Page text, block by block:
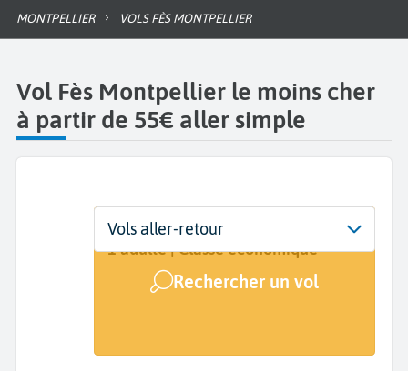
MONTPELLIER VOLS FÈS MONTPELLIER
Vol Fès Montpellier le moins cher
à partir de 55€ aller simple
Départ
Fes (FEZ)
Dates
9 août - 30 août
Voyageurs | Classe
1 adulte | Classe économique
Rechercher un vol
Vols aller-retour